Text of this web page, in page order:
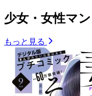
少女・女性マ
もっと見る